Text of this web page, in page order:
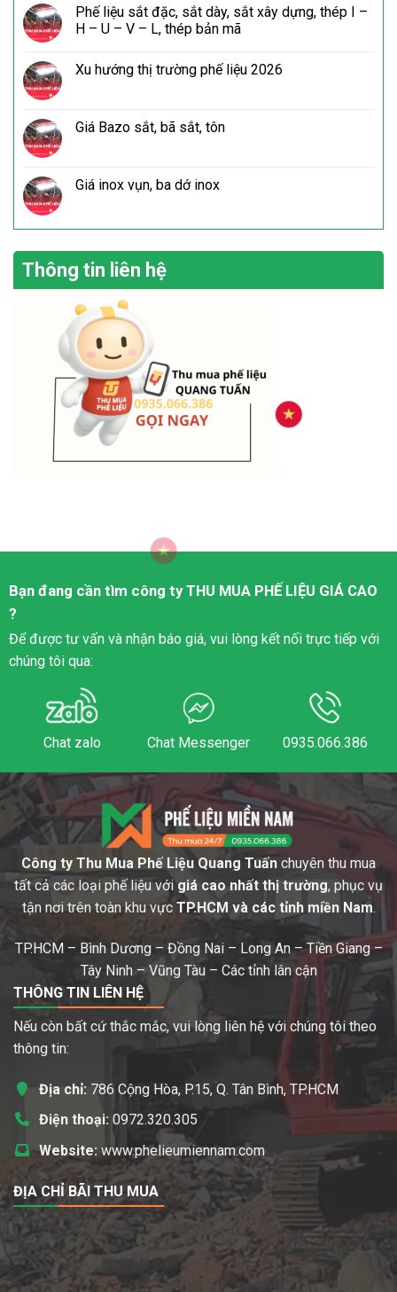
Phế liệu sắt đặc, sắt dày, sắt xây dựng, thép I –
H – U – V – L, thép bản mã
Xu hướng thị trường phế liệu 2026
Giá Bazo sắt, bã sắt, tôn
Giá inox vụn, ba dớ inox
Thông tin liên hệ
Bạn đang cần tìm công tyTHU MUA PHẾ LIỆU GIÁ CAO
?
Để được tư vấn và nhận báo giá, vui lòng kết nối trực tiếp với
chúng tôi qua:
Chat zalo Chat Messenger 0935.066.386
Công ty Thu Mua Phế Liệu Quang Tuấn chuyên thu mua
tất cả các loại phế liệu vớigiá cao nhất thị trường, phục vụ
tận nơi trên toàn khu vực TP.HCM và các tỉnh miền Nam.
TP.HCM – Bình Dương – Đồng Nai – Long An – Tiền Giang –
Tây Ninh – Vũng Tàu – Các tỉnh lân cận
THÔNG TIN LIÊN HỆ
Nếu còn bất cứ thắc mắc, vui lòng liên hệ với chúng tôi theo
thông tin:
Địa chỉ: 786 Cộng Hòa, P.15, Q. Tân Bình, TP.HCM
Điện thoại: 0972.320.305
Website: www.phelieumiennam.com
ĐỊA CHỈ BÃI THU MUA